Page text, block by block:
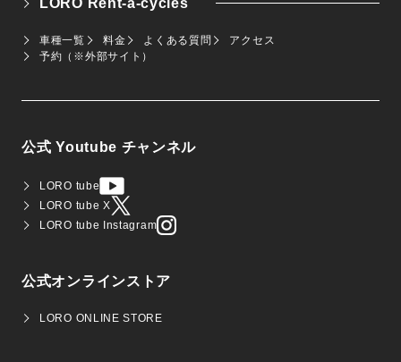
LORO Rent-a-cycles
車種一覧 料金 よくある質問
アクセス
予約（※外部サイト）
公式 Youtube チャンネル
LORO tube
LORO tube X
LORO tube Instagram
公式オンラインストア
LORO ONLINE STORE